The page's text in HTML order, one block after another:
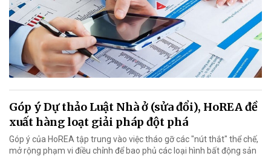
Góp ý Dự thảo Luật Nhà ở (sửa đổi), HoREA đề
xuất hàng loạt giải pháp đột phá
Góp ý của HoREA tập trung vào việc tháo gỡ các "nút thắt" thể chế,
mở rộng phạm vi điều chỉnh để bao phủ các loại hình bất động sản